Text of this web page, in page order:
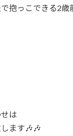
抱っこできる2歳
は
ます🎶🎶